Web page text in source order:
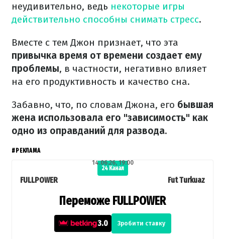
неудивительно, ведь некоторые игры
действительно способны снимать стресс.
Вместе с тем Джон признает, что эта
привычка время от времени создает ему
проблемы, в частности, негативно влияет
на его продуктивность и качество сна.
Забавно, что, по словам Джона, его бывшая
жена использовала его "зависимость" как
одно из оправданий для развода.
#РЕКЛАМА
24 Канал
FULLPOWER
14.06.26, 19:00
Переможе FULLPOWER
3.0 Зробити ставку
Fut Turkuaz